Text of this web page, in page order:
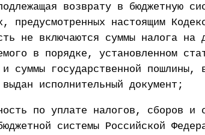
возврату в бюджетную
предусмотренных настоящим
не включаются суммы налога на
в порядке, установленном
суммы государственной пошлины,
исполнительный документ;
по уплате налогов, сборов и
системы Российской